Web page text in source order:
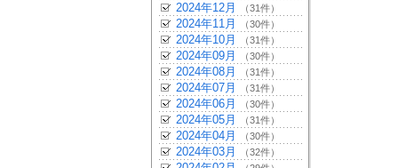
2024年12月 （31件）
2024年11月 （30件）
2024年10月 （31件）
2024年09月 （30件）
2024年08月 （31件）
2024年07月 （31件）
2024年06月 （30件）
2024年05月 （31件）
2024年04月 （30件）
2024年03月 （32件）